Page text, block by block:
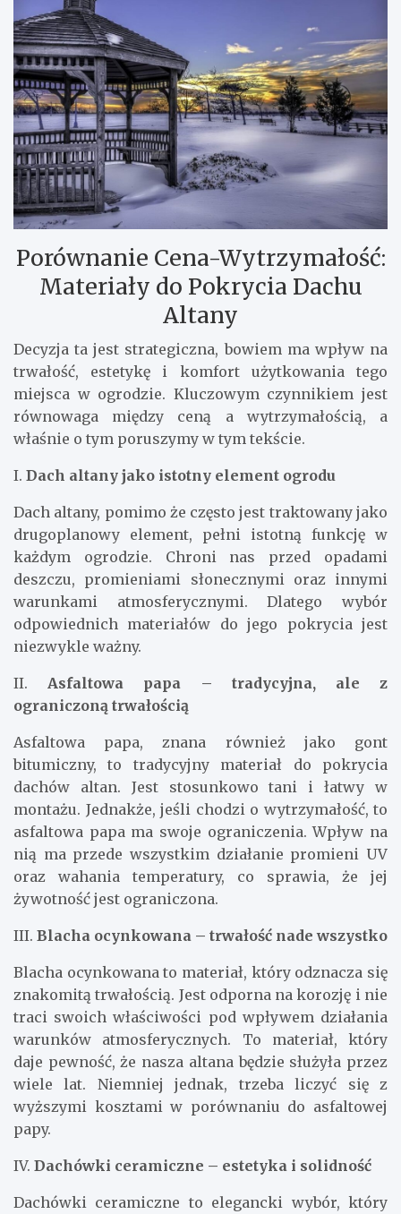
Porównanie Cena-Wytrzymałość:
Materiały do Pokrycia Dachu
Altany
Decyzja ta jest strategiczna, bowiem ma wpływ na
trwałość, estetykę i komfort użytkowania tego
miejsca w ogrodzie. Kluczowym czynnikiem jest
równowaga między ceną a wytrzymałością, a
właśnie o tym poruszymy w tym tekście.
I. Dach altany jako istotny element ogrodu
Dach altany, pomimo że często jest traktowany jako
drugoplanowy element, pełni istotną funkcję w
każdym ogrodzie. Chroni nas przed opadami
deszczu, promieniami słonecznymi oraz innymi
warunkami atmosferycznymi. Dlatego wybór
odpowiednich materiałów do jego pokrycia jest
niezwykle ważny.
II. Asfaltowa papa – tradycyjna, ale z
ograniczoną trwałością
Asfaltowa papa, znana również jako gont
bitumiczny, to tradycyjny materiał do pokrycia
dachów altan. Jest stosunkowo tani i łatwy w
montażu. Jednakże, jeśli chodzi o wytrzymałość, to
asfaltowa papa ma swoje ograniczenia. Wpływ na
nią ma przede wszystkim działanie promieni UV
oraz wahania temperatury, co sprawia, że jej
żywotność jest ograniczona.
III. Blacha ocynkowana – trwałość nade wszystko
Blacha ocynkowana to materiał, który odznacza się
znakomitą trwałością. Jest odporna na korozję i nie
traci swoich właściwości pod wpływem działania
warunków atmosferycznych. To materiał, który
daje pewność, że nasza altana będzie służyła przez
wiele lat. Niemniej jednak, trzeba liczyć się z
wyższymi kosztami w porównaniu do asfaltowej
papy.
IV. Dachówki ceramiczne – estetyka i solidność
Dachówki ceramiczne to elegancki wybór, który